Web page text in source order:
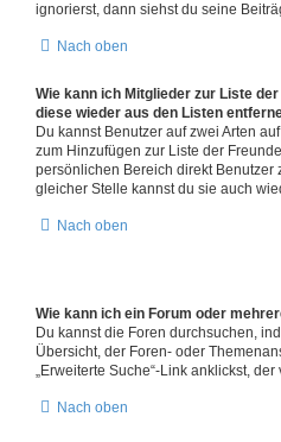
ignorierst, dann siehst du seine
Nach oben
Wie kann ich Mitglieder zur Liste
diese wieder aus den Listen
Du kannst Benutzer auf zwei Arten
zum Hinzufügen zur Liste der
persönlichen Bereich direkt Benutzer
gleicher Stelle kannst du sie auch
Nach oben
Wie kann ich ein Forum oder
Du kannst die Foren durchsuchen,
Übersicht, der Foren- oder
„Erweiterte Suche“-Link anklickst,
Nach oben